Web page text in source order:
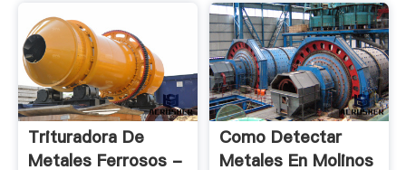
Trituradora De
Metales Ferrosos -
Como Detectar
Metales En Molinos